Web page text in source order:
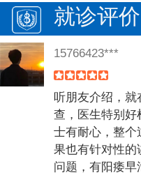
就诊评价
15766423***
听朋友介绍，就
查，医生特别好
士有耐心，整个
果也有针对性的
问题，有阳痿